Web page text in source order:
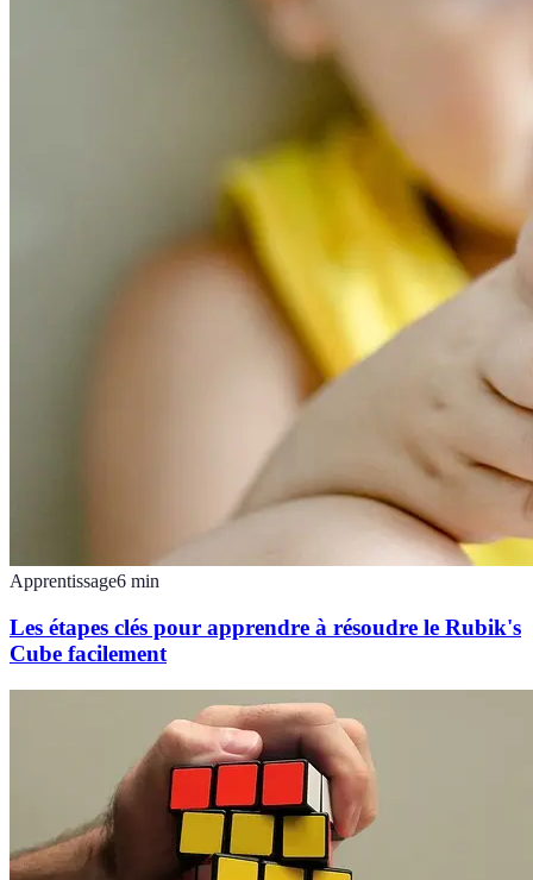
Apprentissage6 min
Les étapes clés pour apprendre à résoudre le Rubik's
Cube facilement